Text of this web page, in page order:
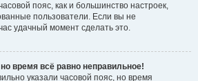
пояс, как и большинство настроек,
пользователи. Если вы не
удачный момент сделать это.
время всё равно неправильное!
указали часовой пояс, но время